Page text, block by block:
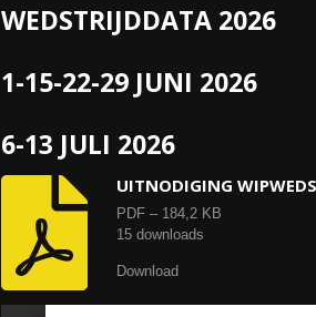
WEDSTRIJDDATA 2026
1-15-22-29 JUNI 2026
6-13 JULI 2026
UITNODIGING
PDF – 184,2 KB
15 downloads
Download